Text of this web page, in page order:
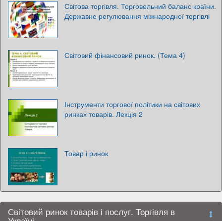
Світова торгівля. Торговельний баланс країни.
Державне регулювання міжнародної торгівлі
Світовий фінансовий ринок. (Тема 4)
Інструменти торгової політики на світових
ринках товарів. Лекція 2
Товар і ринок
Світовий ринок товарів і послуг. Торгівля в